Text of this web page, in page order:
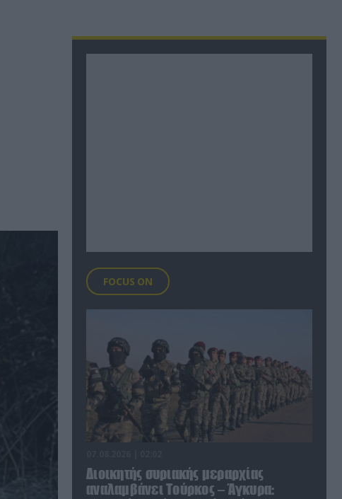
FOCUS ON
Διοικητής συριακής μεραρχίας
αναλαμβάνει Τούρκος – Άγκυρα: